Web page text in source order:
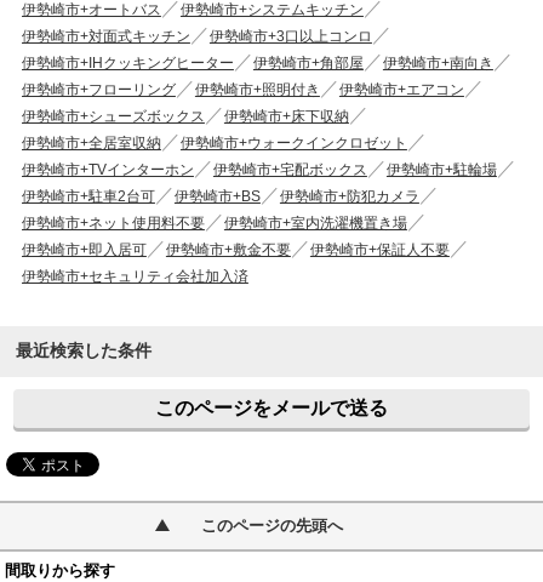
伊勢崎市+オートバス
伊勢崎市+システムキッチン
伊勢崎市+対面式キッチン
伊勢崎市+3口以上コンロ
伊勢崎市+IHクッキングヒーター
伊勢崎市+角部屋
伊勢崎市+南向き
伊勢崎市+フローリング
伊勢崎市+照明付き
伊勢崎市+エアコン
伊勢崎市+シューズボックス
伊勢崎市+床下収納
伊勢崎市+全居室収納
伊勢崎市+ウォークインクロゼット
伊勢崎市+TVインターホン
伊勢崎市+宅配ボックス
伊勢崎市+駐輪場
伊勢崎市+駐車2台可
伊勢崎市+BS
伊勢崎市+防犯カメラ
伊勢崎市+ネット使用料不要
伊勢崎市+室内洗濯機置き場
伊勢崎市+即入居可
伊勢崎市+敷金不要
伊勢崎市+保証人不要
伊勢崎市+セキュリティ会社加入済
最近検索した条件
このページをメールで送る
このページの先頭へ
間取りから探す